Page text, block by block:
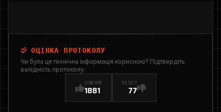
ОЦІНКА ПРОТОКОЛУ
Чи була ця технічна інформація корисною? Підтвердіть
валідність протоколу.
CONFIRM
1881
REJECT
77